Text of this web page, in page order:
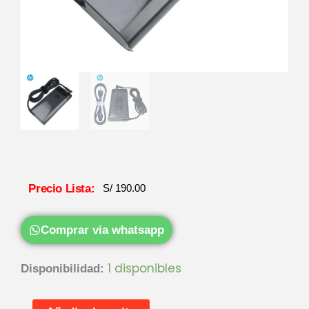
Precio Lista: S/190.00
Comprar via whatsapp
Disponibilidad: 1 disponibles
Cargador